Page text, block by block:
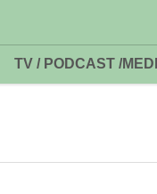
TV / PODCAST /